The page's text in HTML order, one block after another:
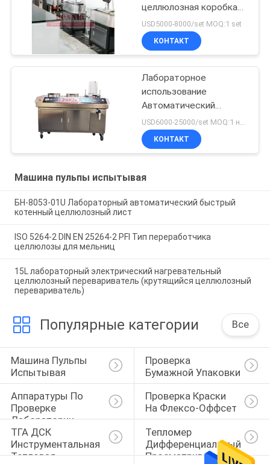
целлюлозная коробка
класса долины
USD5000-8000/set MOQ:1 set
КОНТАКТ
Лабораторное
использование
Автоматический
быстрый котен-лист
для бумажной
целлюлозы
КОНТАКТ
Машина пульпы испытывая
БН-8053-01U Лабораторный автоматический быстрый
котенный целлюлозный лист
ISO 5264-2 DIN EN 25264-2 PFI Тип переработчика
целлюлозы для мельниц
15L лабораторный электрический нагревательный
целлюлозный перевариватель (крутящийся целлюлозный
перевариватель)
Популярные категории Все
Машина Пульпы
Испытывая
Проверка
Бумажной Упаковки
Аппаратуры По
Проверке
Лаборатории
Проверка Краски
На Флексо-Оффсет
ТГА ДСК
Инструментальная
Тепловая
Тепломер
Дифференциальный
Просматривать